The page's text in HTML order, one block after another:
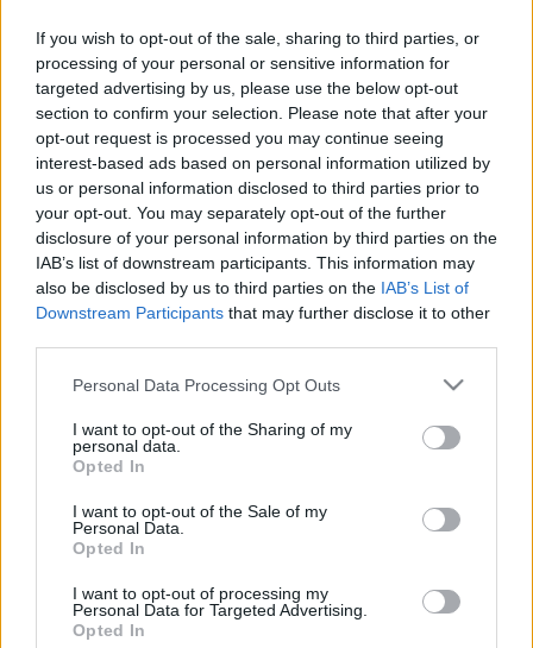
If you wish to opt-out of the sale, sharing to third parties, or
processing of your personal or sensitive information for
targeted advertising by us, please use the below opt-out
section to confirm your selection. Please note that after your
opt-out request is processed you may continue seeing
interest-based ads based on personal information utilized by
us or personal information disclosed to third parties prior to
your opt-out. You may separately opt-out of the further
disclosure of your personal information by third parties on the
IAB’s list of downstream participants. This information may
also be disclosed by us to third parties on the IAB’s List of
Downstream Participants that may further disclose it to other
Please note that this website/app uses one or more Google
not limited to your visit or usage behaviour. You may click to
grant or deny consent to Google and its third-party tags to
use your data for below specified purposes in below Google
consent section.
Personal Data Processing Opt Outs
I want to opt-out of the Sharing of my
personal data.
Opted In
I want to opt-out of the Sale of my
Personal Data.
Opted In
I want to opt-out of processing my
Personal Data for Targeted Advertising.
Opted In
lány ennivalót lop, Charlie pedig nem tud fizetni az
étteremben, emiatt mindketten újra börtönbe
kerülnek...Charlie végigjárja a modernkori pokol
bugyrait, a „sorok között” egy ijesztő képet
vizionálva az elgépesedő társadalomról.
Habár '36-ban már létezett hangosfilm és ez volt az
a film, ahol először volt hallható Chaplin hangja egy
groteszk dalban, a szakértők mégis ezt a filmet
tartják "az utolsó nagy némafilm-komédiának",
amivel lezárult Hollywood egy nagy korszaka. Az
1936-ban készül filmtörténeti klasszikusa most több
mint 80 év után újra mozivásznon látható,
digitálisan restaurált kópiáról.
Bemutató:2017. május 25.
Forgalmazó: Pannonia Entertainment
fekete-fehér, amerikai vígjáték/filmszatíra, 87 perc,
1936 (12)
írta és rendezte: Charile Chaplin
Főszereplők: Charles Chaplin, Chester Conklin, Henry
Bergman, Paulette Goddard, Tiny Sandford